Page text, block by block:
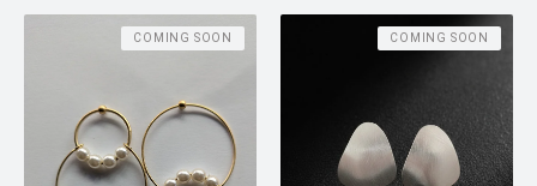
COMING SOON COMING SOON